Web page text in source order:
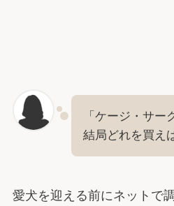
「ケージ・サ
結局どれを買え
愛犬を迎える前にネットで